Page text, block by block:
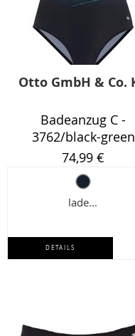
Otto GmbH & Co.
Badeanzug C -
3762/black-green
74,99 €
lade...
DETAILS